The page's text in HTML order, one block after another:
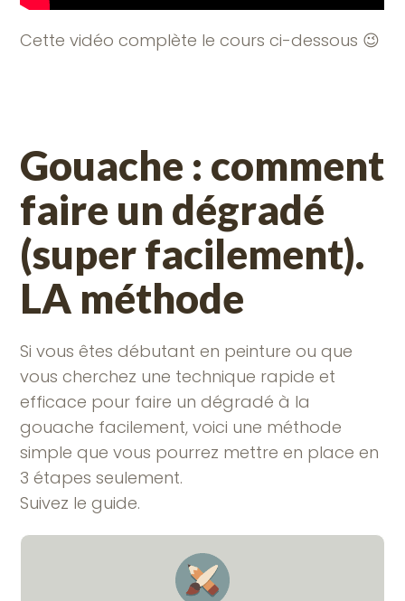
Cette vidéo complète le cours ci-dessous 😉
Gouache : comment
faire un dégradé
(super facilement).
LA méthode
Si vous êtes débutant en peinture ou que
vous cherchez une technique rapide et
efficace pour faire un dégradé à la
gouache facilement, voici une méthode
simple que vous pourrez mettre en place en
3 étapes seulement.
Suivez le guide.